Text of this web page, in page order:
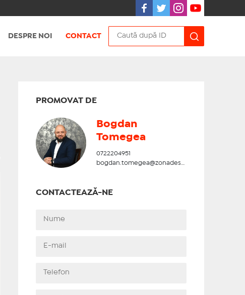
DESPRE NOI CONTACT
PROMOVAT DE
Bogdan
Tomegea
0722204951
CONTACTEAZĂ-NE